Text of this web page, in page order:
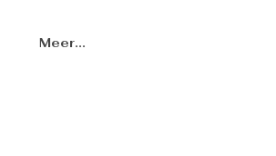
Meer...